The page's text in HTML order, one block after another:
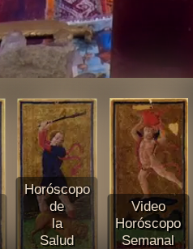
Horóscopo
de
la
Salud
Video
Horóscopo
Semanal